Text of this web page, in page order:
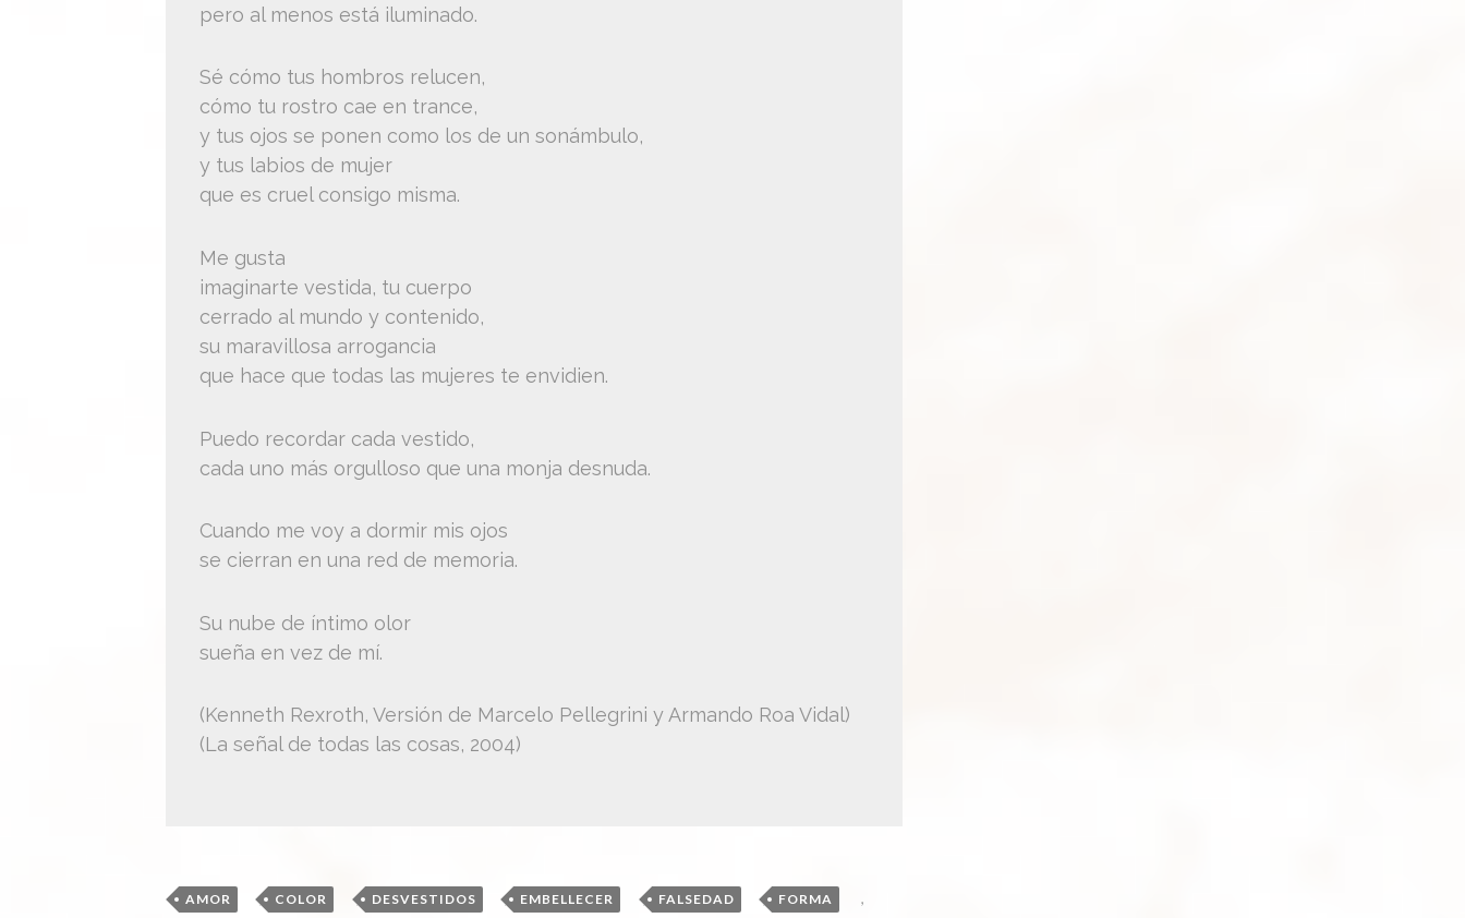
pero al menos está iluminado.
Sé cómo tus hombros relucen,
cómo tu rostro cae en trance,
y tus ojos se ponen como los de un sonámbulo,
y tus labios de mujer
que es cruel consigo misma.
Me gusta
imaginarte vestida, tu cuerpo
cerrado al mundo y contenido,
su maravillosa arrogancia
que hace que todas las mujeres te envidien.
Puedo recordar cada vestido,
cada uno más orgulloso que una monja desnuda.
Cuando me voy a dormir mis ojos
se cierran en una red de memoria.
Su nube de íntimo olor
sueña en vez de mí.
(Kenneth Rexroth, Versión de Marcelo Pellegrini y Armando Roa Vidal)
(La señal de todas las cosas, 2004)
AMOR , COLOR , DESVESTIDOS , EMBELLECER , FALSEDAD , FORMA ,